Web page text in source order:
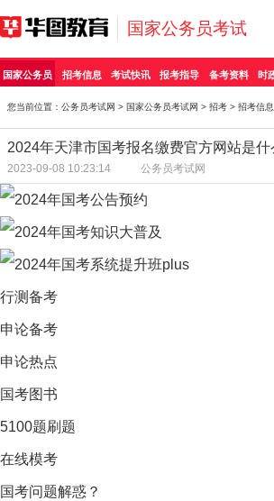
国家公务员考试
国家公务员 招考信息 考试快讯 报考指导 备考资料 时
您当前位置： 公务员考试网 > 国家公务员考试网 > 招考 > 招考信息
2024年天津市国考报名缴费官方网站是
2023-09-08 10:23:14 公务员考试网
行测备考
申论备考
申论热点
国考图书
5100题刷题
在线模考
国考问题解惑？